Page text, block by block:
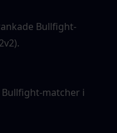
Bullfight-
matcher i